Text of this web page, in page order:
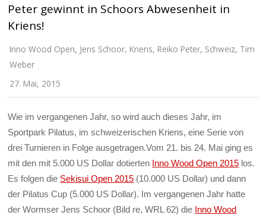
Peter gewinnt in Schoors Abwesenheit in
Kriens!
Inno Wood Open, Jens Schoor, Kriens, Reiko Peter, Schweiz, Tim
Weber
27. Mai, 2015
Wie im vergangenen Jahr, so wird auch dieses Jahr, im
Sportpark Pilatus, im schweizerischen Kriens, eine Serie von
drei Turnieren in Folge ausgetragen.Vom 21. bis 24. Mai ging es
mit den mit 5.000 US Dollar dotierten Inno Wood Open 2015 los.
Es folgen die Sekisui Open 2015 (10.000 US Dollar) und dann
der Pilatus Cup (5.000 US Dollar). Im vergangenen Jahr hatte
der Wormser Jens Schoor (Bild re, WRL 62) die Inno Wood